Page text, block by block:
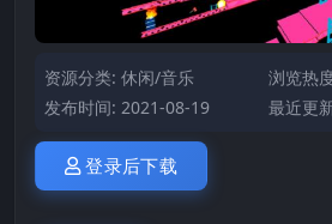
资源分类: 休闲/音乐
浏览热
发布时间: 2021-08-19
最近更
登录后下载